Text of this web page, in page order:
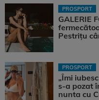
PROSPORT
GALERIE
Pestrițu
PROSPORT
„Îmi
s-a pozat
nunta cu